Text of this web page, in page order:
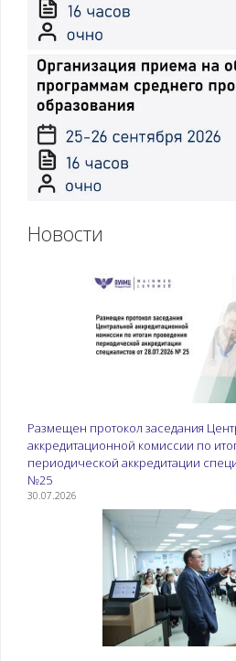
Новости
Размещен протокол заседания
аккредитационной комиссии по
периодической аккредитации
№25
30.07.2026